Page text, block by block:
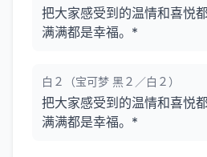
把大家感受到的温情和喜悦
满满都是幸福。*
白２（宝可梦 黑２／白２）
把大家感受到的温情和喜悦
满满都是幸福。*